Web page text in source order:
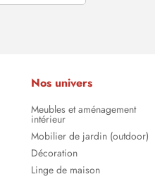
Nos univers
Meubles et aménagement
intérieur
Mobilier de jardin (outdoor)
Décoration
Linge de maison